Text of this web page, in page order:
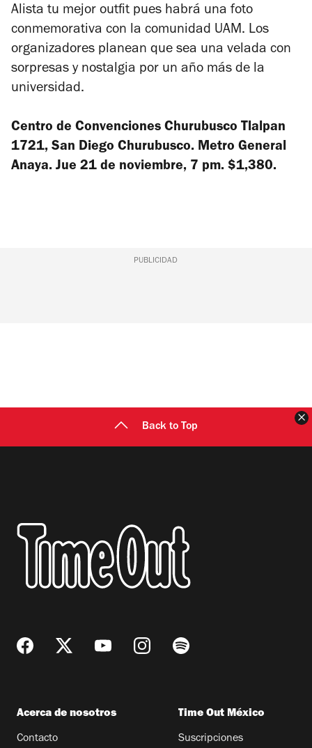
Alista tu mejor outfit pues habrá una foto
conmemorativa con la comunidad UAM. Los
organizadores planean que sea una velada con
sorpresas y nostalgia por un año más de la
universidad.
Centro de Convenciones Churubusco Tlalpan
1721, San Diego Churubusco. Metro General
Anaya. Jue 21 de noviembre, 7 pm. $1,380.
PUBLICIDAD
Back to Top
Acerca de nosotros
Contacto
Time Out México
Suscripciones